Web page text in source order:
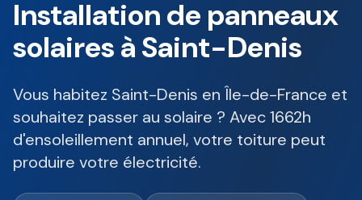
Installation de panneaux
solaires à Saint-Denis
Vous habitez Saint-Denis en Île-de-France et
souhaitez passer au solaire ? Avec 1662h
d'ensoleillement annuel, votre toiture peut
produire votre électricité.